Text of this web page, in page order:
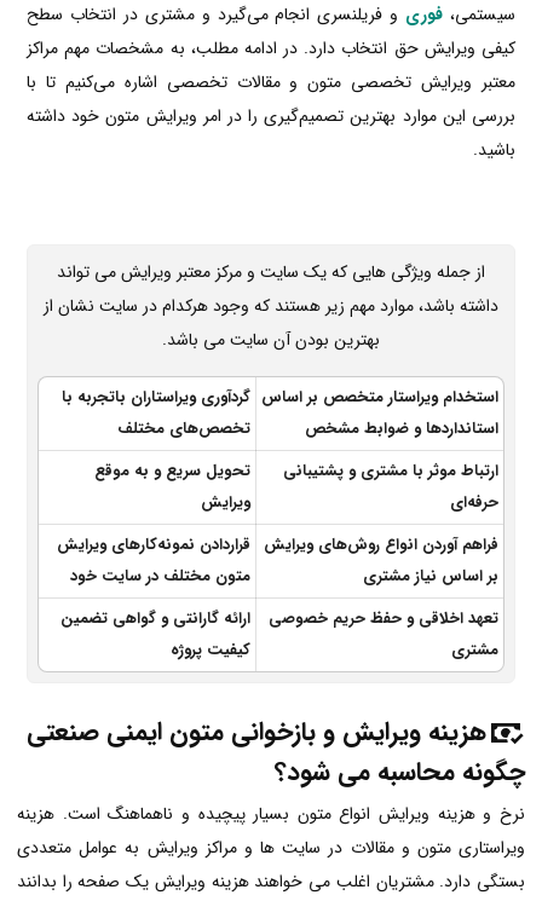
سیستمی، فوری و فریلنسری انجام می‌گیرد و مشتری در انتخاب سطح
کیفی ویرایش حق انتخاب دارد. در ادامه مطلب، به مشخصات مهم مراکز
معتبر ویرایش تخصصی متون و مقالات تخصصی اشاره می‌کنیم تا با
بررسی این موارد بهترین تصمیم‌گیری را در امر ویرایش متون خود داشته
باشید.
از جمله ویژگی هایی که یک سایت و مرکز معتبر ویرایش می تواند
داشته باشد، موارد مهم زیر هستند که وجود هرکدام در سایت نشان از
بهترین بودن آن سایت می باشد.
استخدام ویراستار متخصص بر اساس
استانداردها و ضوابط مشخص
گردآوری ویراستاران باتجربه با
تخصص‌های مختلف
ارتباط موثر با مشتری و پشتیبانی
حرفه‌ای
تحویل سریع و به موقع
ویرایش
فراهم آوردن انواع روش‌های ویرایش
بر اساس نیاز مشتری
قراردادن نمونه‌کارهای ویرایش
متون مختلف در سایت خود
تعهد اخلاقی و حفظ حریم خصوصی
مشتری
ارائه گارانتی و گواهی تضمین
کیفیت پروژه
هزینه ویرایش و بازخوانی متون ایمنی صنعتی
چگونه محاسبه می شود؟
نرخ و هزینه ویرایش انواع متون بسیار پیچیده و ناهماهنگ است. هزینه
ویراستاری متون و مقالات در سایت ها و مراکز ویرایش به عوامل متعددی
بستگی دارد. مشتریان اغلب می خواهند هزینه ویرایش یک صفحه را بدانند